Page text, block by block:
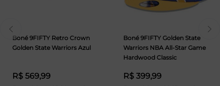
Boné 9FIFTY Retro Crown
Golden State Warriors Azul
R$ 569,99
Boné 9FIFTY Golden State
Warriors NBA All-Star Game
Hardwood Classic
R$ 399,99